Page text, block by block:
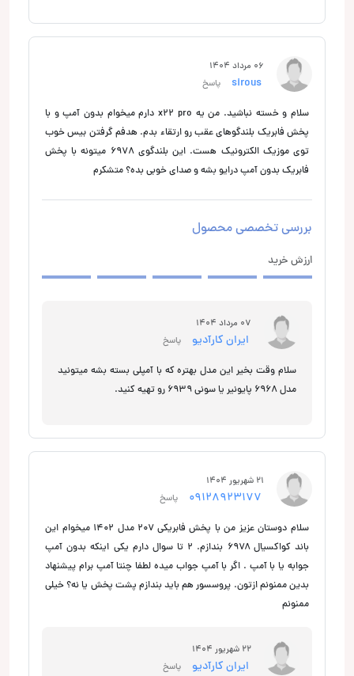
06 مرداد 1404
پاسخ
سلام و خسته نباشید. من یه x22 pro دارم میخوام بدون آمپ و با
پخش فابریک بلندگوهای عقب رو ارتقاء بدم. هدفم گرفتن بیس خوب
توی موزیک الکترونیک هست. این بلندگوی 6978 میتونه با پخش
فابریک بدون آمپ درایو بشه و صدای خوبی بده؟ متشکرم
بررسی تخصصی محصول
ارزش خرید
07 مرداد 1404
ایران کارآدیو پاسخ
سلام وقت بخیر این مدل بهتره که با آمپلی بسته بشه میتونید
مدل 6968 پایونیر یا سونی 6939 رو تهیه کنید.
21 شهریور 1404
پاسخ
سلام دوستان عزیز من با پخش فابریکی ۲۰۷ مدل ۱۴۰۲ میخوام این
باند کواکسیال ۶۹۷۸ بندازم. ۲ تا سوال دارم یکی اینکه بدون آمپ
جوابه یا با آمپ . اگر با آمپ جواب میده لطفا چنتا آمپ برام پیشنهاد
بدین ممنونم ازتون. پروسسور هم باید بندازم پشت پخش یا نه؟ خیلی
ممنونم
22 شهریور 1404
ایران کارآدیو پاسخ